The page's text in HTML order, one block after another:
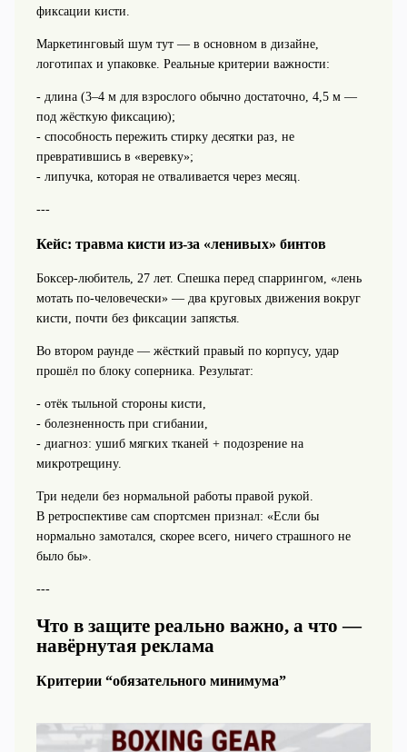
фиксации кисти.
Маркетинговый шум тут — в основном в дизайне,
логотипах и упаковке. Реальные критерии важности:
- длина (3–4 м для взрослого обычно достаточно, 4,5 м —
под жёсткую фиксацию);
- способность пережить стирку десятки раз, не
превратившись в «веревку»;
- липучка, которая не отваливается через месяц.
---
Кейс: травма кисти из-за «ленивых» бинтов
Боксер-любитель, 27 лет. Спешка перед спаррингом, «лень
мотать по-человечески» — два круговых движения вокруг
кисти, почти без фиксации запястья.
Во втором раунде — жёсткий правый по корпусу, удар
прошёл по блоку соперника. Результат:
- отёк тыльной стороны кисти,
- болезненность при сгибании,
- диагноз: ушиб мягких тканей + подозрение на
микротрещину.
Три недели без нормальной работы правой рукой.
В ретроспективе сам спортсмен признал: «Если бы
нормально замотался, скорее всего, ничего страшного не
было бы».
---
Что в защите реально важно, а что —
навёрнутая реклама
Критерии “обязательного минимума”